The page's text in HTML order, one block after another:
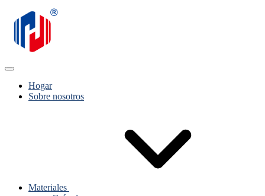
Hogar
Sobre nosotros
Materiales